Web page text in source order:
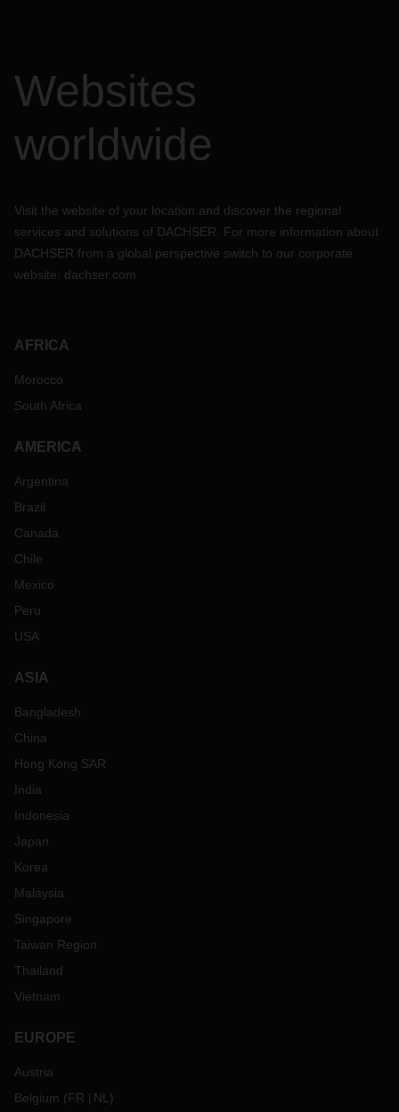
Websites
worldwide
Visit the website of your location and discover the regional
services and solutions of DACHSER. For more information about
DACHSER from a global perspective switch to our corporate
website: dachser.com
AFRICA
Morocco
South Africa
AMERICA
Argentina
Brazil
Canada
Chile
Mexico
Peru
USA
ASIA
Bangladesh
China
Hong Kong SAR
India
Indonesia
Japan
Korea
Malaysia
Singapore
Taiwan Region
Thailand
Vietnam
EUROPE
Austria
Belgium (FR NL )